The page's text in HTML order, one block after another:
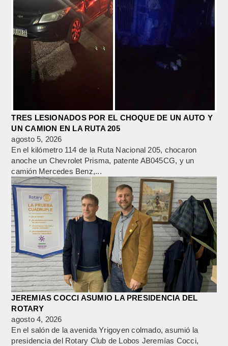
TRES LESIONADOS POR EL CHOQUE DE UN AUTO Y
UN CAMION EN LA RUTA 205
agosto 5, 2026
En el kilómetro 114 de la Ruta Nacional 205, chocaron
anoche un Chevrolet Prisma, patente AB045CG, y un
camión Mercedes Benz,...
JEREMIAS COCCI ASUMIO LA PRESIDENCIA DEL
ROTARY
agosto 4, 2026
En el salón de la avenida Yrigoyen colmado, asumió la
presidencia del Rotary Club de Lobos Jeremías Cocci,